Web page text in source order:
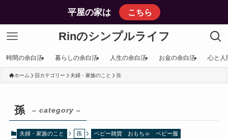
平屋の家は こちら
Rinのシンプルライフ
時間の余白活 暮らしの余白活 人生の余白活 お金の余白活 心と人
ホーム 旧カテゴリー 夫婦・家族のこと 孫
孫 – category –
夫婦・家族のこと 孫 ベビー雑貨 おもちゃ
ベビー服